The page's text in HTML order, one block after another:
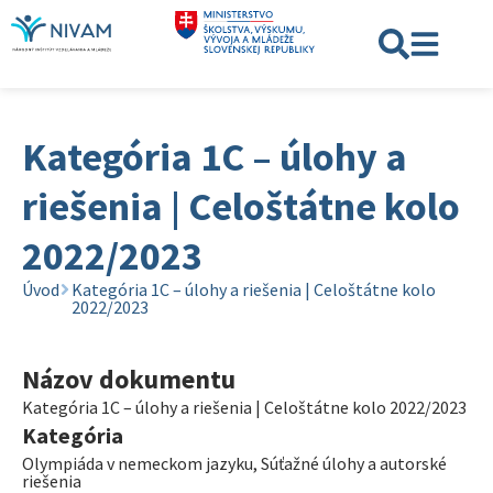
Kategória 1C – úlohy a
riešenia | Celoštátne kolo
2022/2023
Úvod
Kategória 1C – úlohy a riešenia | Celoštátne kolo
2022/2023
Názov dokumentu
Kategória 1C – úlohy a riešenia | Celoštátne kolo 2022/2023
Kategória
Olympiáda v nemeckom jazyku, Súťažné úlohy a autorské
riešenia